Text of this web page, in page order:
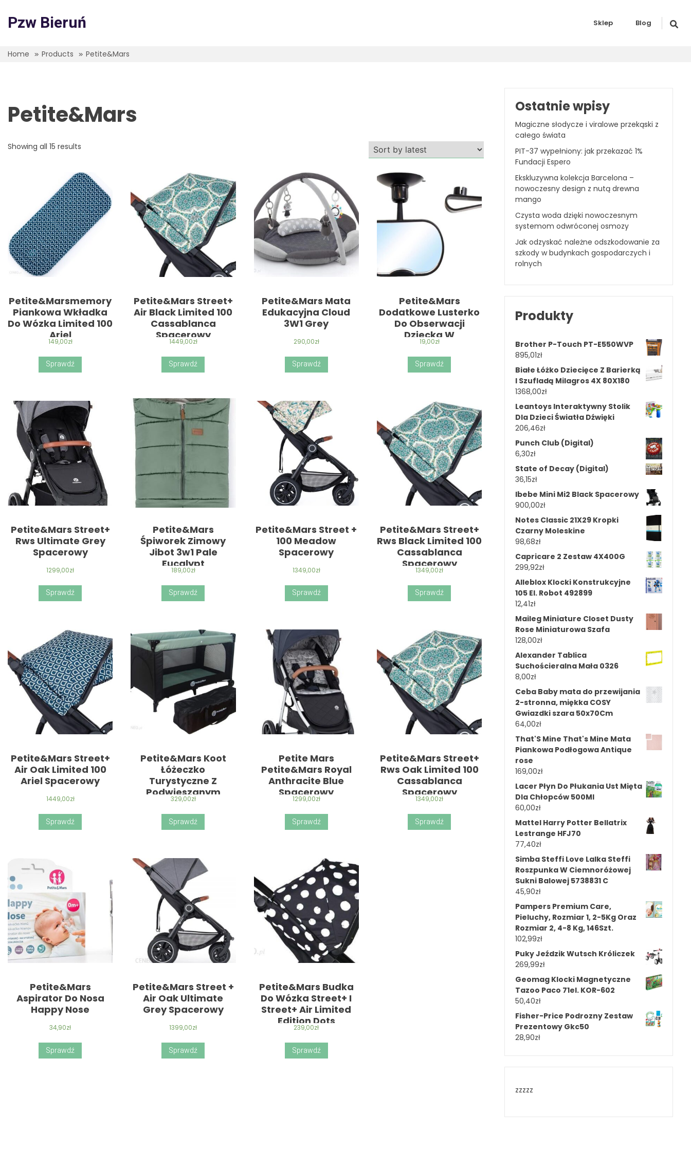
content
Pzw Bieruń Sklep Blog
Home Products Petite&Mars
Petite&Mars
Showing all 15 results
Petite&Marsmemory
Piankowa Wkładka
Do Wózka Limited 100
Ariel
149,00zł
Sprawdź
Petite&Mars Street+
Air Black Limited 100
Cassablanca
Spacerowy
1449,00zł
Sprawdź
Petite&Mars Mata
Edukacyjna Cloud
3W1 Grey
290,00zł
Sprawdź
Petite&Mars
Dodatkowe Lusterko
Do Obserwacji
Dziecka W
Samochodzie
19,00zł
Sprawdź
Petite&Mars Street+
Rws Ultimate Grey
Spacerowy
1299,00zł
Sprawdź
Petite&Mars
Śpiworek Zimowy
Jibot 3w1 Pale
Eucalypt
189,00zł
Sprawdź
Petite&Mars Street +
100 Meadow
Spacerowy
1349,00zł
Sprawdź
Petite&Mars Street+
Rws Black Limited 100
Cassablanca
Spacerowy
1349,00zł
Sprawdź
Petite&Mars Street+
Air Oak Limited 100
Ariel Spacerowy
1449,00zł
Sprawdź
Petite&Mars Koot
Łóżeczko
Turystyczne Z
Podwieszanym
Dnem Iron Green
329,00zł
Sprawdź
Petite Mars
Petite&Mars Royal
Anthracite Blue
Spacerowy
1299,00zł
Sprawdź
Petite&Mars Street+
Rws Oak Limited 100
Cassablanca
Spacerowy
1349,00zł
Sprawdź
Petite&Mars
Aspirator Do Nosa
Happy Nose
34,90zł
Sprawdź
Petite&Mars Street +
Air Oak Ultimate
Grey Spacerowy
1399,00zł
Sprawdź
Petite&Mars Budka
Do Wózka Street+ I
Street+ Air Limited
Edition Dots
239,00zł
Sprawdź
Ostatnie wpisy
Magiczne słodycze i viralowe przekąski z
całego świata
PIT-37 wypełniony: jak przekazać 1%
Fundacji Espero
Ekskluzywna kolekcja Barcelona –
nowoczesny design z nutą drewna
mango
Czysta woda dzięki nowoczesnym
systemom odwróconej osmozy
Jak odzyskać należne odszkodowanie za
szkody w budynkach gospodarczych i
rolnych
Produkty
Brother P-Touch PT-E550WVP
895,01zł
Białe Łóżko Dziecięce Z Barierką
I Szufladą Milagros 4X 80X180
1368,00zł
Leantoys Interaktywny Stolik
Dla Dzieci Światła Dźwięki
206,46zł
Punch Club (Digital)
6,30zł
State of Decay (Digital)
36,15zł
Ibebe Mini Mi2 Black Spacerowy
900,00zł
Notes Classic 21X29 Kropki
Czarny Moleskine
98,68zł
Capricare 2 Zestaw 4X400G
299,92zł
Alleblox Klocki Konstrukcyjne
105 El. Robot 492899
12,41zł
Maileg Miniature Closet Dusty
Rose Miniaturowa Szafa
128,00zł
Alexander Tablica
Suchościeralna Mała 0326
8,00zł
Ceba Baby mata do przewijania
2-stronna, miękka COSY
Gwiazdki szara 50x70Cm
64,00zł
That'S Mine That's Mine Mata
Piankowa Podłogowa Antique
rose
169,00zł
Lacer Płyn Do Płukania Ust Mięta
Dla Chłopców 500Ml
60,00zł
Mattel Harry Potter Bellatrix
Lestrange HFJ70
77,40zł
Simba Steffi Love Lalka Steffi
Roszpunka W Ciemnoróżowej
Sukni Balowej 5738831 C
45,90zł
Pampers Premium Care,
Pieluchy, Rozmiar 1, 2-5Kg Oraz
Rozmiar 2, 4-8 Kg, 146Szt.
102,99zł
Puky Jeździk Wutsch Króliczek
269,99zł
Geomag Klocki Magnetyczne
Tazoo Paco 71el. KOR-602
50,40zł
Fisher-Price Podrozny Zestaw
Prezentowy Gkc50
28,90zł
zzzzz